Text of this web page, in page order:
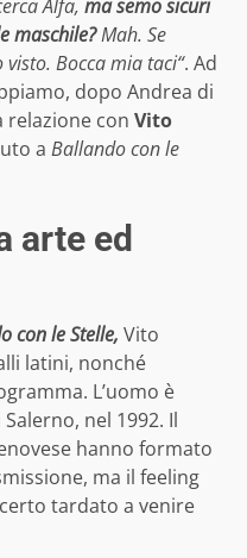
Alfa, ma semo sicuri
maschile?Mah. Se
Bocca mia taci“. Ad
dopo Andrea di
relazione con Vito
a Ballando con le
arte ed
con le Stelle, Vito
latini, nonché
L’uomo è
nel 1992. Il
hanno formato
ma il feeling
tardato a venire